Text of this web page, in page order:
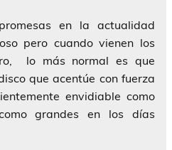
en la actualidad
pero cuando vienen los
lo más normal es que
que acentúe con fuerza
envidiable como
grandes en los días